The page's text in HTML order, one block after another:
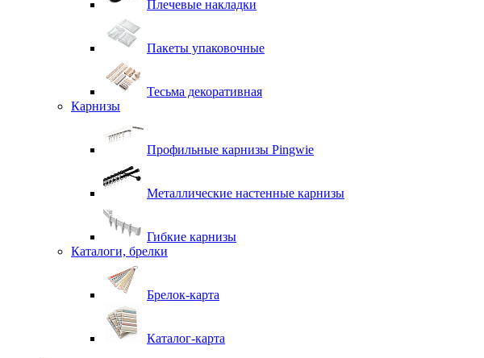
Плечевые накладки
Пакеты упаковочные
Тесьма декоративная
Карнизы
Профильные карнизы Pingwie
Металлические настенные карнизы
Гибкие карнизы
Каталоги, брелки
Брелок-карта
Каталог-карта